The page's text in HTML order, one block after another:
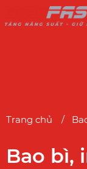
Trang chủ
Bao bì,